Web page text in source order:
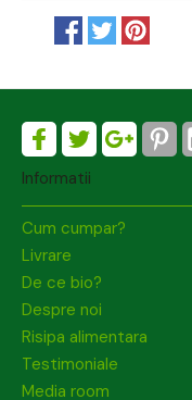
Informatii
Cum cumpar?
Livrare
De ce bio?
Despre noi
Risipa alimentara
Testimoniale
Media room